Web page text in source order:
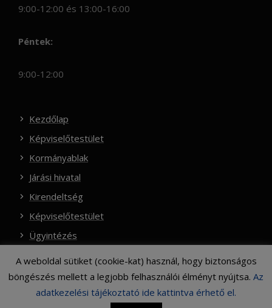
9:00-12:00 és 13:00-16:00
Péntek:
9:00-12:00
Kezdőlap
Képviselőtestület
Kormányablak
Járási hivatal
Kirendeltség
Képviselőtestület
Ügyintézés
Copyright © 2021 Dömös Község Honlapja
A weboldal sütiket (cookie-kat) használ, hogy biztonságos
böngészés mellett a legjobb felhasználói élményt nyújtsa. Az
adatkezelési tájékoztató ide kattintva érhető el.